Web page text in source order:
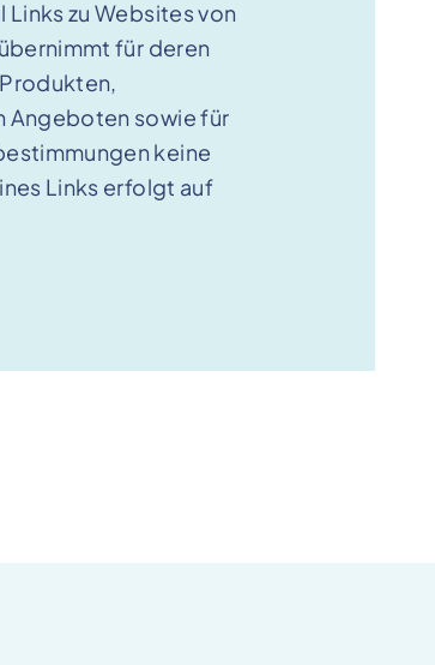
Links zu Websites von
für deren
Angeboten sowie für
keine
Links erfolgt auf